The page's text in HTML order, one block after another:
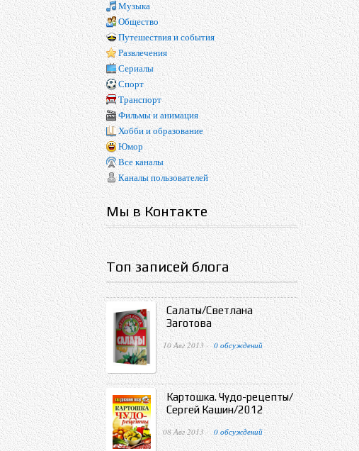
Музыка
Общество
Путешествия и события
Развлечения
Сериалы
Спорт
Транспорт
Фильмы и анимация
Хобби и образование
Юмор
Все каналы
Каналы пользователей
Мы в Контакте
Топ записей блога
Салаты/Светлана
Заготова
10 Авг 2013 · 0 обсуждений
Картошка. Чудо-рецепты/
Сергей Кашин/2012
08 Авг 2013 · 0 обсуждений